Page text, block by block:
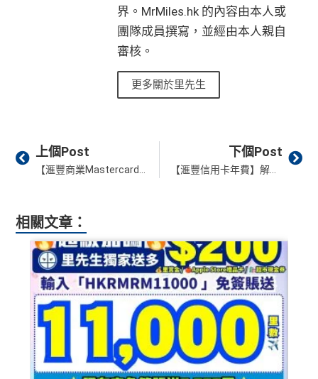
界。MrMiles.hk 的內容由本人或
團隊成員撰寫，並經由本人親自
審核。
更多關於里先生
Prev
上個Post 下個Post
【滙豐信用卡年費】解讀HSBC信用卡年費 EveryMile年費如何豁免？
相關文章：